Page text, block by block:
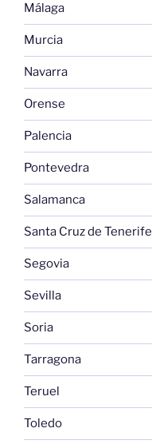
Málaga
Murcia
Navarra
Orense
Palencia
Pontevedra
Salamanca
Santa Cruz de Tenerife
Segovia
Sevilla
Soria
Tarragona
Teruel
Toledo